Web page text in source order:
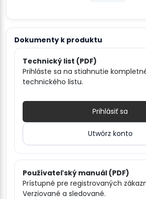
Dokumenty k produktu
Technický list (PDF)
Prihláste sa na stiahnutie
technického listu.
Prihlásiť sa
Utwórz konto
Používateľský manuál (PDF)
Prístupné pre registrovaných
Verziované a sledované.